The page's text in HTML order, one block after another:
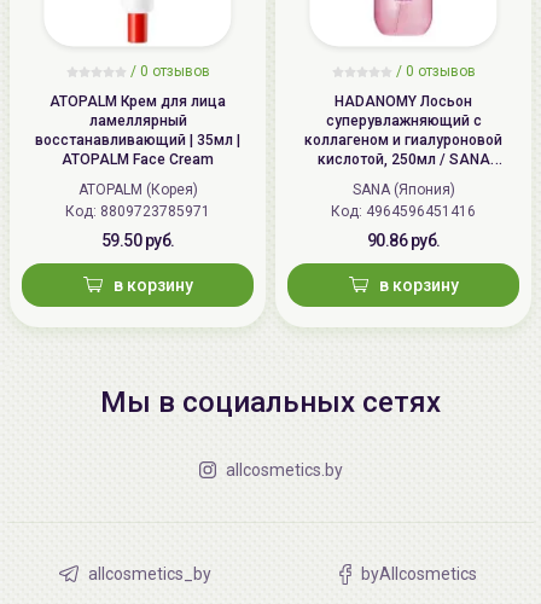
/ 0 отзывов
ATOPALM Крем для лица
ламеллярный
восстанавливающий | 35мл |
ATOPALM Face Cream
ATOPALM (Корея)
Код: 8809723785971
59.50 руб.
в корзину
/ 0 отзывов
HADANOMY Лосьон
суперувлажняющий с
коллагеном и гиалуроновой
кислотой, 250мл / SANA
HADANOMY Collagen mist
SANA (Япония)
Код: 4964596451416
90.86 руб.
в корзину
Мы в социальных сетях
allcosmetics.by
allcosmetics_by byAllcosmetics